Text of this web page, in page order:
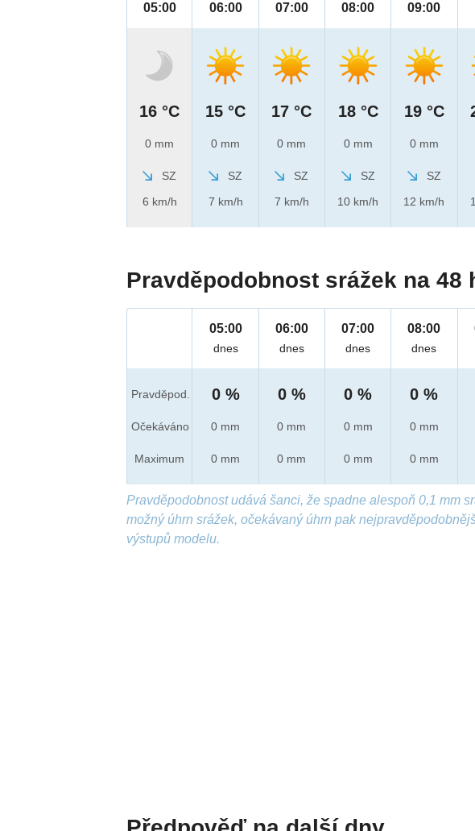
05:00
16 °C
0 mm
SZ
6 km/h
06:00
15 °C
0 mm
SZ
7 km/h
07:00
17 °C
0 mm
SZ
7 km/h
08:00
18 °C
0 mm
SZ
10 km/h
09:00
19 °C
0 mm
SZ
12 km/h
Pravděpodobnost srážek na 48
Pravděpod.
Očekáváno
Maximum
05:00
dnes
0 %
0 mm
0 mm
06:00
dnes
0 %
0 mm
0 mm
07:00
dnes
0 %
0 mm
0 mm
08:00
dnes
0 %
0 mm
0 mm
Pravděpodobnost udává šanci, že spadne alespoň 0,1 mm
možný úhrn srážek, očekávaný úhrn pak
výstupů modelu.